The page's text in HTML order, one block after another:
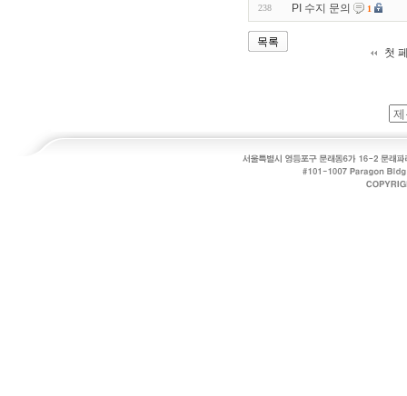
238 PI 수지 문의 1
목록
첫